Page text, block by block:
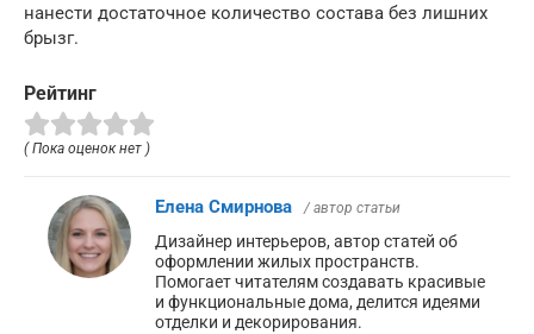
нанести достаточное количество состава без лишних
брызг.
Рейтинг
( Пока оценок нет )
Елена Смирнова / автор статьи
Дизайнер интерьеров, автор статей об
оформлении жилых пространств.
Помогает читателям создавать красивые
и функциональные дома, делится идеями
отделки и декорирования.